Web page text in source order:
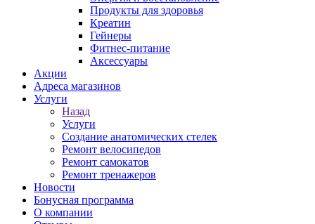
Продукты для здоровья
Креатин
Гейнеры
Фитнес-питание
Аксессуары
Акции
Адреса магазинов
Услуги
Назад
Услуги
Создание анатомических стелек
Ремонт велосипедов
Ремонт самокатов
Ремонт тренажеров
Новости
Бонусная программа
О компании